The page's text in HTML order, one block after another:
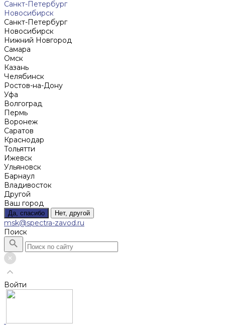
Санкт-Петербург
Новосибирск
Санкт-Петербург
Новосибирск
Нижний Новгород
Cамара
Омск
Казань
Челябинск
Ростов-на-Дону
Уфа
Волгоград
Пермь
Воронеж
Саратов
Краснодар
Тольятти
Ижевск
Ульяновск
Барнаул
Владивосток
Другой
Ваш город
Да, спасибо Нет, другой
msk@spectra-zavod.ru
Поиск
Войти